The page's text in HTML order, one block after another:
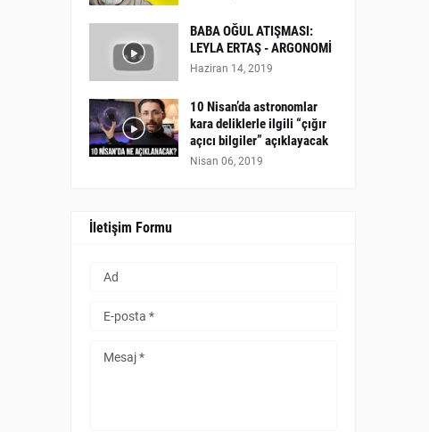
BABA OĞUL ATIŞMASI:
LEYLA ERTAŞ - ARGONOMİ
Haziran 14, 2019
10 Nisan’da astronomlar
kara deliklerle ilgili “çığır
açıcı bilgiler” açıklayacak
Nisan 06, 2019
İletişim Formu